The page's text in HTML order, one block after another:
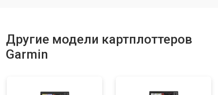
Другие модели картплоттеров
Garmin